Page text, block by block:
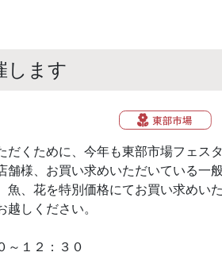
します
くために、今年も東部市場フェスタ
様、お買い求めいただいている一
、花を特別価格にてお買い求めい
しください。
～１２：３０